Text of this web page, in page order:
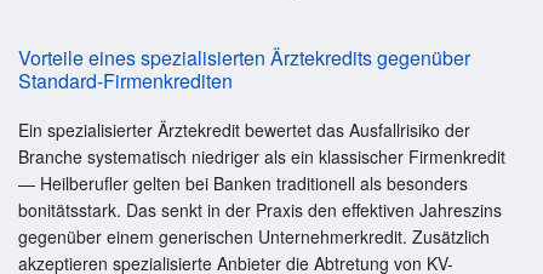
Vorteile eines spezialisierten Ärztekredits gegenüber
Standard-Firmenkrediten
Ein spezialisierter Ärztekredit bewertet das Ausfallrisiko der
Branche systematisch niedriger als ein klassischer Firmenkredit
— Heilberufler gelten bei Banken traditionell als besonders
bonitätsstark. Das senkt in der Praxis den effektiven Jahreszins
gegenüber einem generischen Unternehmerkredit. Zusätzlich
akzeptieren spezialisierte Anbieter die Abtretung von KV-